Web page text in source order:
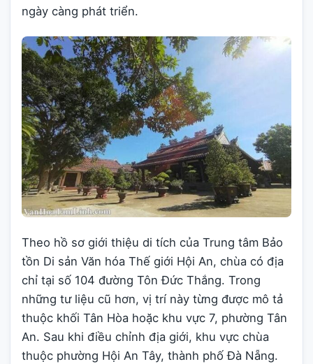
ngày càng phát triển.
Theo hồ sơ giới thiệu di tích của Trung tâm Bảo
tồn Di sản Văn hóa Thế giới Hội An, chùa có địa
chỉ tại số 104 đường Tôn Đức Thắng. Trong
những tư liệu cũ hơn, vị trí này từng được mô tả
thuộc khối Tân Hòa hoặc khu vực 7, phường Tân
An. Sau khi điều chỉnh địa giới, khu vực chùa
thuộc phường Hội An Tây, thành phố Đà Nẵng.